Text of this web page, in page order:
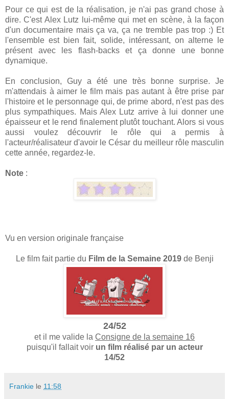
Pour ce qui est de la réalisation, je n'ai pas grand chose à
dire. C'est Alex Lutz lui-même qui met en scène, à la façon
d'un documentaire mais ça va, ça ne tremble pas trop :) Et
l'ensemble est bien fait, solide, intéressant, on alterne le
présent avec les flash-backs et ça donne une bonne
dynamique.
En conclusion, Guy a été une très bonne surprise. Je
m'attendais à aimer le film mais pas autant à être prise par
l'histoire et le personnage qui, de prime abord, n'est pas des
plus sympathiques. Mais Alex Lutz arrive à lui donner une
épaisseur et le rend finalement plutôt touchant. Alors si vous
aussi voulez découvrir le rôle qui a permis à
l'acteur/réalisateur d'avoir le César du meilleur rôle masculin
cette année, regardez-le.
Note :
Vu en version originale française
Le film fait partie du Film de la Semaine 2019de Benji
24/52
et il me valide la Consigne de la semaine 16
puisqu'il fallait voir un film réalisé par un acteur
14/52
Frankie le 11:58